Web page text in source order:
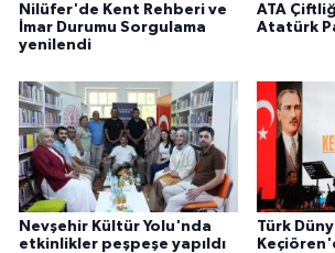
Nilüfer'de Kent Rehberi ve
İmar Durumu Sorgulama
yenilendi
ATA
Atatürk
Nevşehir Kültür Yolu'nda
etkinlikler peşpeşe yapıldı
Türk